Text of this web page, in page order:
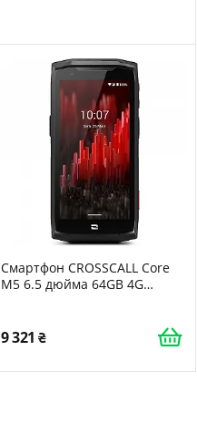
Смартфон CROSSCALL Core
M5 6.5 дюйма 64GB 4G
9 321